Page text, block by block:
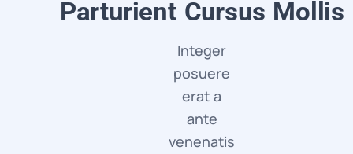
Parturient Cursus Mollis
Integer
posuere
erat a
ante
venenatis